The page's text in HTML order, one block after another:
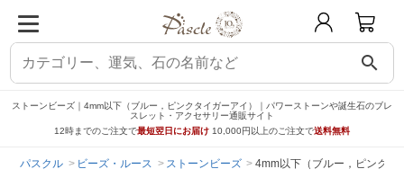
search
ストーンビーズ｜4mm以下（ブルー，ピンクタイガーアイ）｜パワーストーンや誕生石のブレ
スレット・アクセサリー通販サイト
12時までのご注文で最短翌日にお届け 10,000円以上のご注文で送料無料
パスクル ビーズ・ルース ストーンビーズ 4mm以下（ブルー，ピンクタ